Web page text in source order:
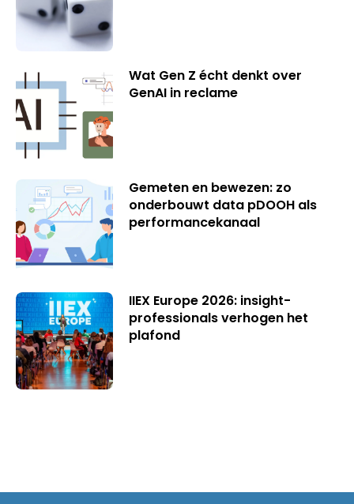
Wat Gen Z écht denkt over
GenAI in reclame
Gemeten en bewezen: zo
onderbouwt data pDOOH als
performancekanaal
IIEX Europe 2026: insight-
professionals verhogen het
plafond